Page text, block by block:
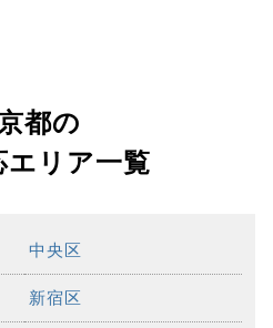
都の
エリア一覧
中央区
新宿区